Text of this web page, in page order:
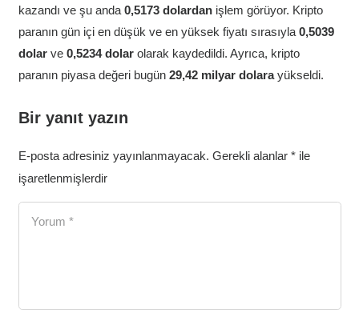
kazandı ve şu anda 0,5173 dolardanişlem görüyor. Kripto
paranın gün içi en düşük ve en yüksek fiyatı sırasıyla 0,5039
dolar ve0,5234 dolarolarak kaydedildi. Ayrıca, kripto
paranın piyasa değeri bugün 29,42 milyar dolarayükseldi.
Bir yanıt yazın
E-posta adresiniz yayınlanmayacak. Gerekli alanlar *ile
işaretlenmişlerdir